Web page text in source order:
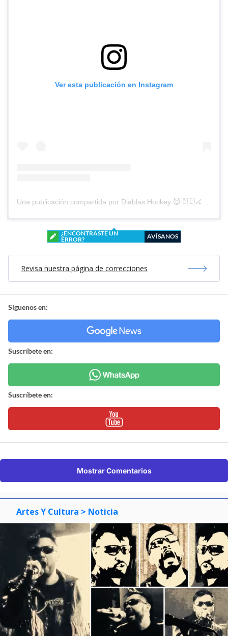
Ver esta publicación en Instagram
¿ENCONTRASTE UN
ERROR?
AVÍSANOS
Revisa nuestra página de correcciones
Síguenos en:
Suscríbete en:
Suscríbete en:
Mostrar Comentarios
Artes Y Cultura > Noticia